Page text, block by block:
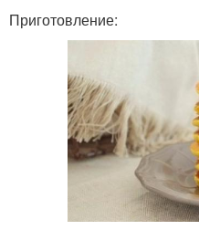
Приготовление: